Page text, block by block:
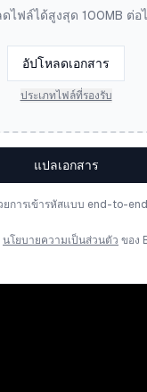
ไฟล์ได้สูงสุด 100MB ต่อ
อัปโหลดเอกสาร
ประเภทไฟล์ที่รองรับ
แปลเอกสาร
การเข้ารหัสแบบ end-to-
นโยบายความเป็นส่วนตัว ของ